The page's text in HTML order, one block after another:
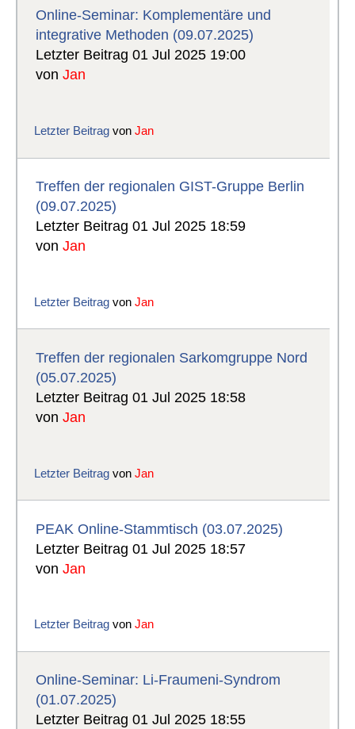
Online-Seminar: Komplementäre und
integrative Methoden (09.07.2025)
Letzter Beitrag 01 Jul 2025 19:00
vonJan
Letzter Beitrag vonJan
Treffen der regionalen GIST-Gruppe Berlin
(09.07.2025)
Letzter Beitrag 01 Jul 2025 18:59
vonJan
Letzter Beitrag vonJan
Treffen der regionalen Sarkomgruppe Nord
(05.07.2025)
Letzter Beitrag 01 Jul 2025 18:58
vonJan
Letzter Beitrag vonJan
PEAK Online-Stammtisch (03.07.2025)
Letzter Beitrag 01 Jul 2025 18:57
vonJan
Letzter Beitrag vonJan
Online-Seminar: Li-Fraumeni-Syndrom
(01.07.2025)
Letzter Beitrag 01 Jul 2025 18:55